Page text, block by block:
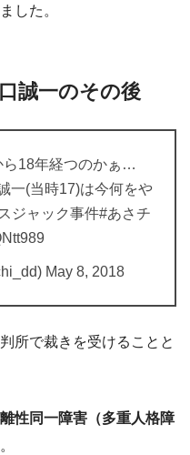
した。
誠一のその後
ら18年経つのかぁ…
一(当時17)は今何をや
ジャック事件#あさチ
May 8, 2018
所で裁きを受けることと
性同一障害（多重人格障